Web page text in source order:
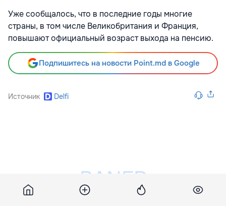
Уже сообщалось, что в последние годы многие
страны, в том числе Великобритания и Франция,
повышают официальный возраст выхода на пенсию.
Подпишитесь на новости Point.md в Google
Источник Delfi